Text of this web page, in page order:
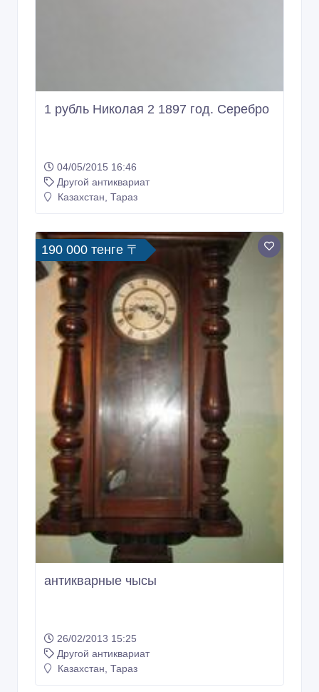
1 рубль Николая 2 1897 год. Серебро
04/05/2015 16:46
Другой антиквариат
Казахстан, Тараз
190 000 тенге 〒
антикварные чысы
26/02/2013 15:25
Другой антиквариат
Казахстан, Тараз